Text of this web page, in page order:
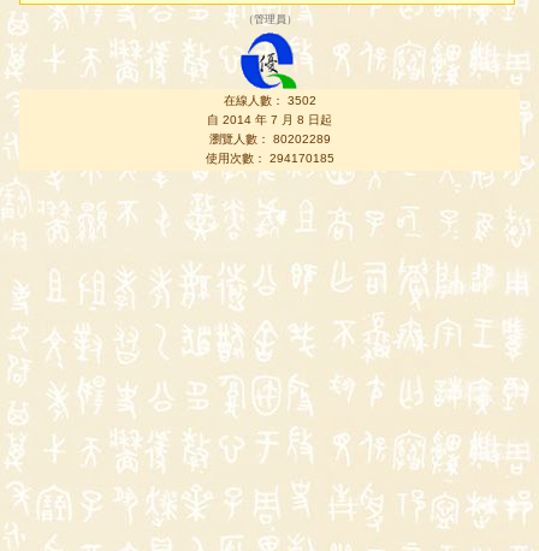
（管理員 ）
在線人數： 3502
自 2014 年 7 月 8 日起
瀏覽人數： 80202289
使用次數： 294170185